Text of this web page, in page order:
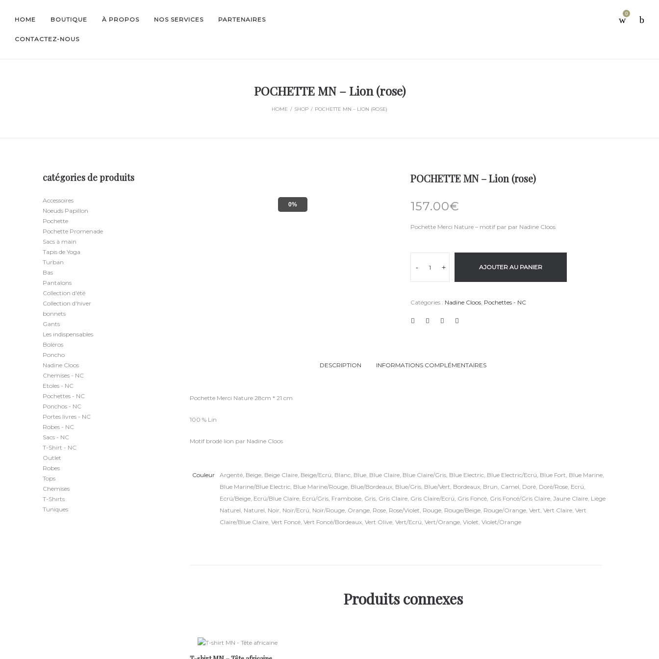
HOME BOUTIQUE À PROPOS NOS SERVICES PARTENAIRES
CONTACTEZ-NOUS
0
POCHETTE MN – Lion (rose)
HOME / SHOP / POCHETTE MN – LION (ROSE)
0%
POCHETTE MN – Lion (rose)
157.00€
Pochette Merci Nature – motif par par Nadine Cloos
- + AJOUTER AU PANIER
Catégories : Nadine Cloos, Pochettes - NC
DESCRIPTION INFORMATIONS COMPLÉMENTAIRES
Pochette Merci Nature 28cm * 21 cm
100 % Lin
Motif brodé lion par Nadine Cloos
Couleur Argenté, Beige, Beige Claire, Beige/Ecrú, Blanc, Blue, Blue Claire, Blue Claire/Gris, Blue Electric, Blue Electric/Ecrú, Blue Fort, Blue Marine,
Blue Marine/Blue Electric, Blue Marine/Rouge, Blue/Bordeaux, Blue/Gris, Blue/Vert, Bordeaux, Brun, Camel, Doré, Doré/Rose, Ecrú,
Ecrú/Beige, Ecrú/Blue Claire, Ecrú/Gris, Framboise, Gris, Gris Claire, Gris Claire/Ecrú, Gris Foncé, Gris Foncé/Gris Claire, Jaune Claire, Liège
Naturel, Naturel, Noir, Noir/Ecrú, Noir/Rouge, Orange, Rose, Rose/Violet, Rouge, Rouge/Beige, Rouge/Orange, Vert, Vert Claire, Vert
Claire/Blue Claire, Vert Foncé, Vert Foncé/Bordeaux, Vert Olive, Vert/Ecrú, Vert/Orange, Violet, Violet/Orange
Produits connexes
catégories de produits
Accessoires
Noeuds Papillon
Pochette
Pochette Promenade
Sacs à main
Tapis de Yoga
Turban
Bas
Pantalons
Collection d'été
Collection d'hiver
bonnets
Gants
Les indispensables
Boléros
Poncho
Nadine Cloos
Chemises - NC
Etoles - NC
Pochettes - NC
Ponchos - NC
Portes livres - NC
Robes - NC
Sacs - NC
T-Shirt - NC
Outlet
Robes
Tops
Chemises
T-Shirts
Tuniques